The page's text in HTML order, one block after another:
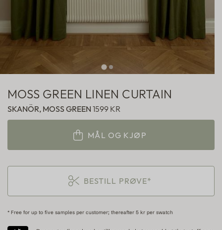
MOSS GREEN LINEN CURTAIN
SKANÖR, MOSS GREEN 1599 KR
MÅL OG KJØP
BESTILL PRØVE*
* Free for up to five samples per customer; thereafter 5 kr per swatch